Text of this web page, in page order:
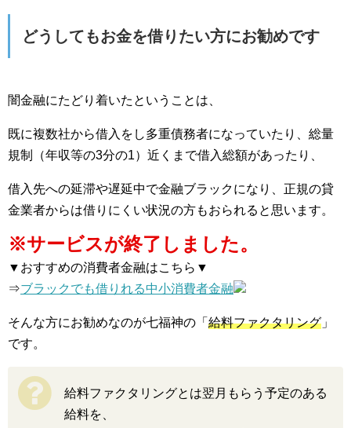
どうしてもお金を借りたい方にお勧めです
闇金融にたどり着いたということは、
既に複数社から借入をし多重債務者になっていたり、総量
規制（年収等の3分の1）近くまで借入総額があったり、
借入先への延滞や遅延中で金融ブラックになり、正規の貸
金業者からは借りにくい状況の方もおられると思います。
※サービスが終了しました。
▼おすすめの消費者金融はこちら▼
⇒ブラックでも借りれる中小消費者金融
そんな方にお勧めなのが七福神の「 給料ファクタリング 」
です。
給料ファクタリングとは翌月もらう予定のある
給料を、